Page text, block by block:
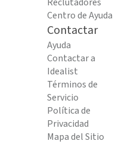
Centro de Ayuda
Contactar
Ayuda
Contactar a
Idealist
Términos de
Servicio
Política de
Privacidad
Mapa del Sitio